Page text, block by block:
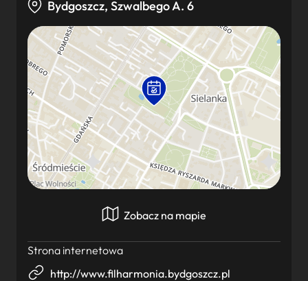
Bydgoszcz, Szwalbego A. 6
Zobacz na mapie
Strona internetowa
http://www.filharmonia.bydgoszcz.pl